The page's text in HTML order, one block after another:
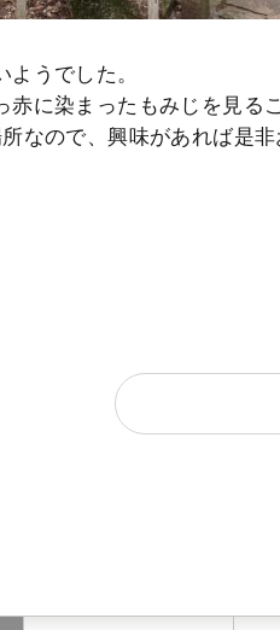
うでした。
に染まったもみじを見る
なので、興味があれば是非